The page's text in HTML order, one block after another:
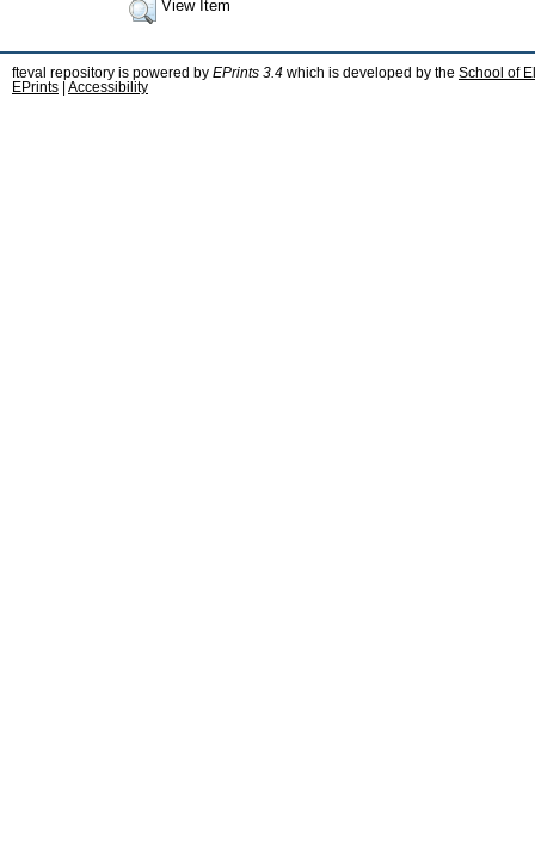
View Item
fteval repository is powered by EPrints 3.4 which is developed by the School of
EPrints
Accessibility